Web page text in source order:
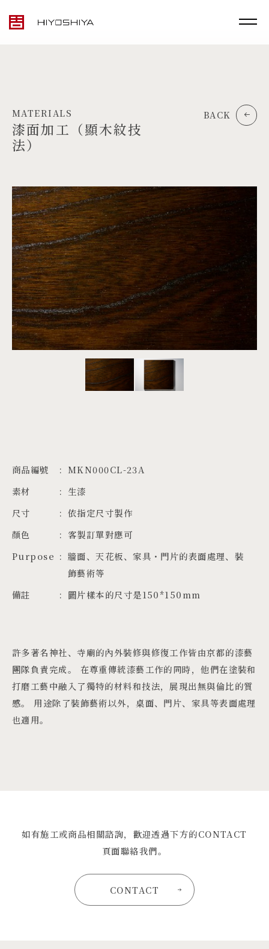
TOP
MATERIALS
PRODUCTS
ARTWORK
PROJECTS
JA EN ZH
MATERIALS
漆面加工（顯木紋技
法）
BACK
商品編號
MKN000CL-23A
素材
生漆
尺寸
依指定尺寸製作
顏色
客製訂單對應可
Purpose
牆面、天花板、家具・門片的表面處理、裝
飾藝術等
備註
圖片樣本的尺寸是150*150mm
許多著名神社、寺廟的內外裝修與修復工作皆由京都的漆藝
團隊負責完成。 在尊重傳統漆藝工作的同時，他們在塗裝和
打磨工藝中融入了獨特的材料和技法，展現出無與倫比的質
感。 用途除了裝飾藝術以外，桌面、門片、家具等表面處理
也適用。
如有施工或商品相關諮詢，歡迎透過下方的CONTACT
頁面聯絡我們。
CONTACT